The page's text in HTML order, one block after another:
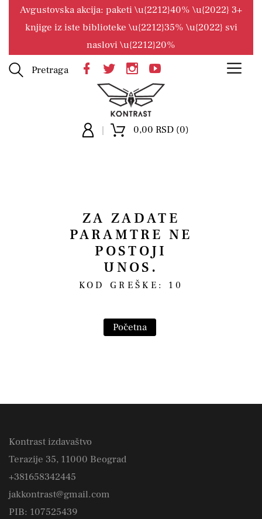
Avgustovska akcija: paketi \u{2212}40% \u{2022} 3+
knjige iz iste biblioteke \u{2212}35% \u{2022} svi
naslovi \u{2212}20%
Pretraga
0,00 RSD (0)
ZA ZADATE
PARAMTRE NE
POSTOJI
UNOS.
KOD GREŠKE: 10
Početna
Kontrast izdavaštvo
Terazije 35, 11000 Beograd
+381658342445
jakkontrast@gmail.com
PIB: 107525439